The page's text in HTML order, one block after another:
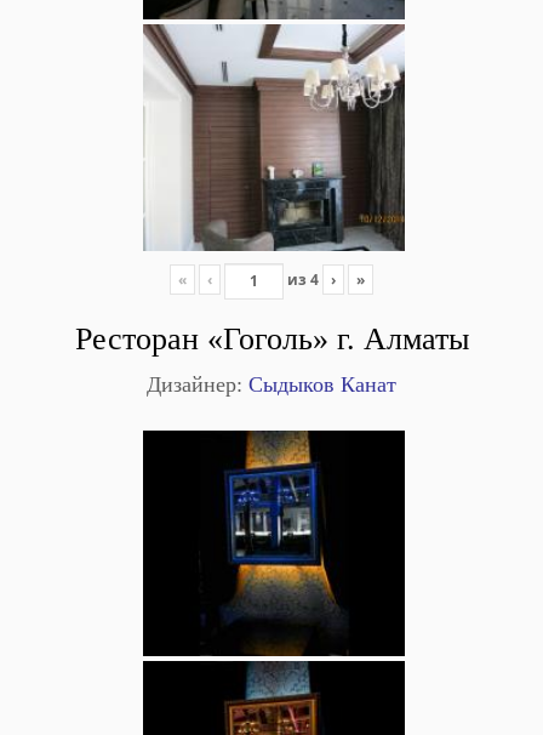
« ‹ из 4 › »
Ресторан «Гоголь» г. Алматы
Дизайнер: Сыдыков Канат